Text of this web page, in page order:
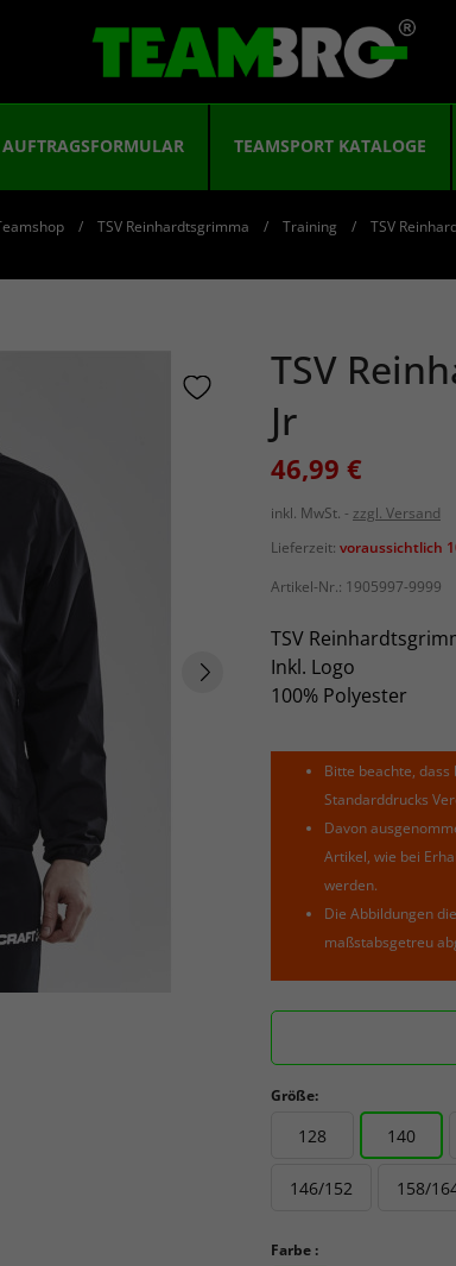
AUFTRAGSFORMULAR TEAMSPORT KATALOGE
TSV Reinhardtsgrimma Training TSV
TSV
Jr
46,99 €
inkl. MwSt.
zzgl. Versand
Lieferzeit: voraussichtlich
Artikel-Nr.: 1905997-9999
TSV
Inkl. Logo
100% Polyester
Bitte beachte,
Standarddrucks
Davon
Artikel, wie bei
werden.
Die Abbildungen
maßstabsgetreu
Größe:
128 140
146/152 158/
Farbe :